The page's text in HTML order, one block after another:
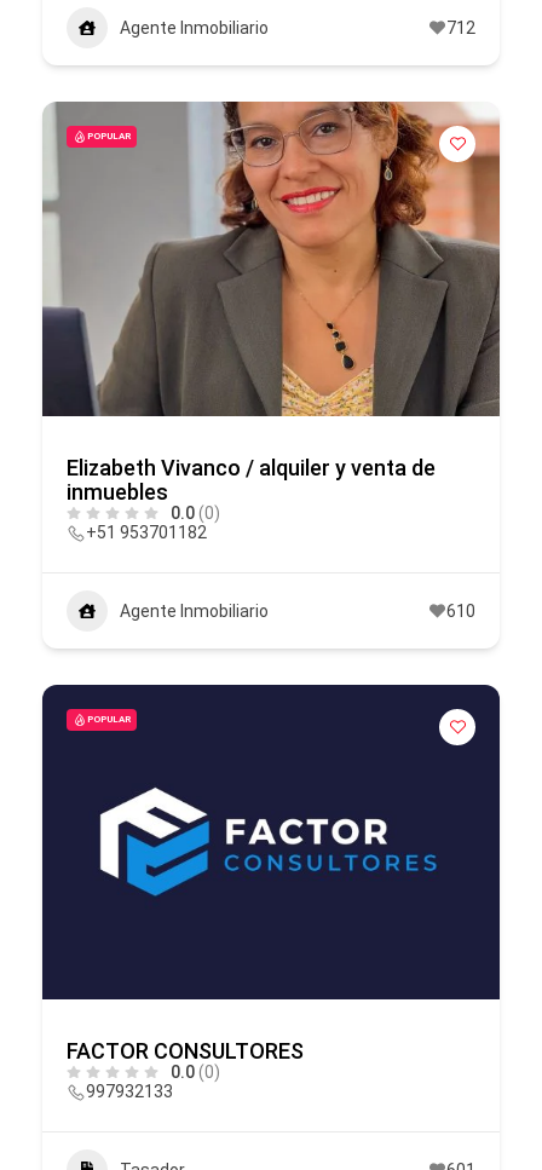
Agente Inmobiliario 712
POPULAR
Elizabeth Vivanco / alquiler y venta de
inmuebles
0.0(0)
+51 953701182
Agente Inmobiliario 610
POPULAR
FACTOR CONSULTORES
0.0(0)
997932133